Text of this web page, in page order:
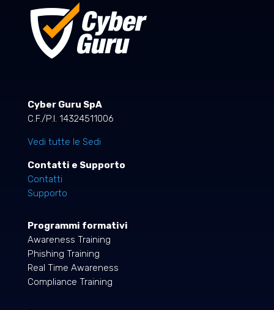
Cyber Guru SpA
C.F./P.I. 14324511006
Vedi tutte le Sedi
Contatti e Supporto
Contatti
Supporto
Programmi formativi
Awareness Training
Phishing Training
Real Time Awareness
Compliance Training